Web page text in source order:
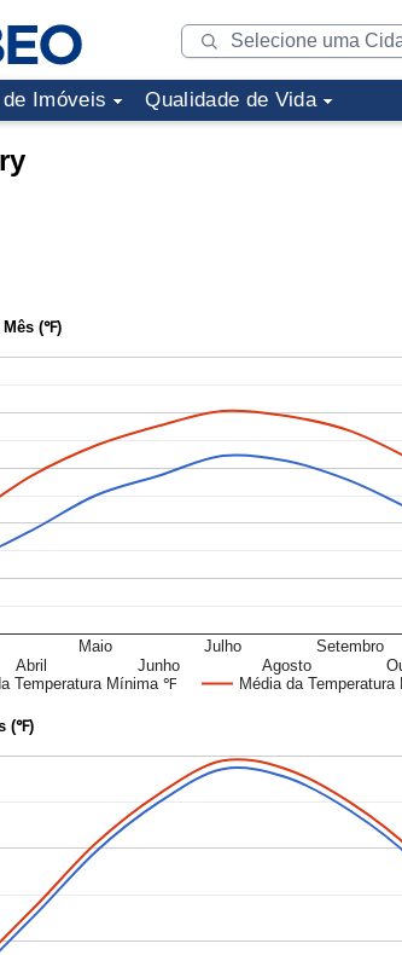
Imóveis Qualidade de Vida
Mês (℉)
Temperatura Mínima ℉ Média da
Abril
Maio
Junho
Julho
Agosto
Setembro
(℉)